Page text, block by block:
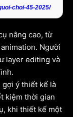
choi-45-2025/
nâng cao, từ
Người
layer editing và
gợi ý thiết kế là
kiệm thời gian
khi thiết kế một